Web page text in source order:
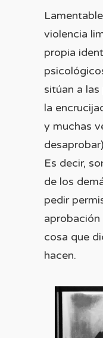
violencia
propia
sitúan a
la
y muchas
Es decir,
de los
pedir
cosa que
hacen.